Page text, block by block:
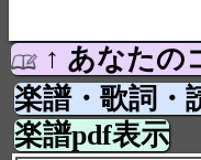
↑ あなたの
楽譜・歌詞・
楽譜pdf表示